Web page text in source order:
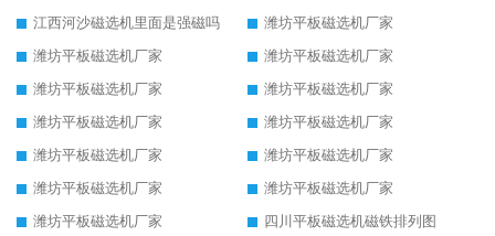
江西河沙磁选机里面是强磁吗
潍坊平板磁选机厂家
潍坊平板磁选机厂家
潍坊平板磁选机厂家
潍坊平板磁选机厂家
潍坊平板磁选机厂家
潍坊平板磁选机厂家
潍坊平板磁选机厂家
潍坊平板磁选机厂家
潍坊平板磁选机厂家
潍坊平板磁选机厂家
潍坊平板磁选机厂家
潍坊平板磁选机厂家
四川平板磁选机磁铁排列图